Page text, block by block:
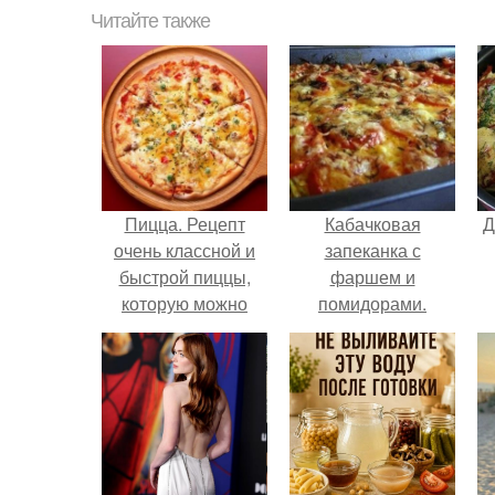
Читайте также
Пицца. Рецепт
очень классной и
быстрой пиццы,
которую можно
готовить как на
сковороде так и в
духовке!
Кабачковая
запеканка с
фаршем и
помидорами.